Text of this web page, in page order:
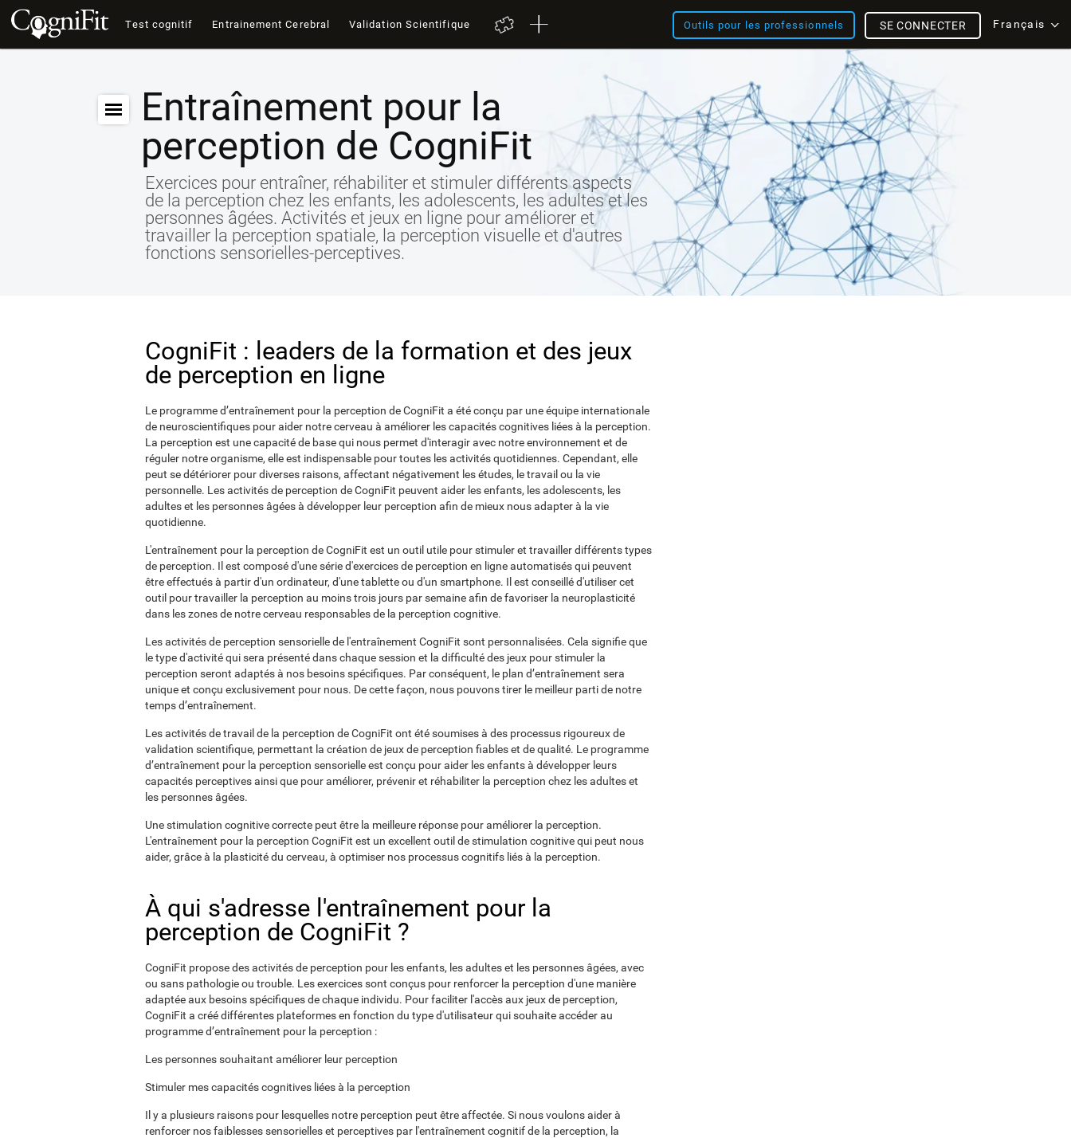
Test cognitif Entrainement Cerebral Validation Scientifique Outils pour les professionnels Français
SE CONNECTER
Entraînement pour la
perception de CogniFit
Exercices pour entraîner, réhabiliter et stimuler différents aspects
de la perception chez les enfants, les adolescents, les adultes et les
personnes âgées. Activités et jeux en ligne pour améliorer et
travailler la perception spatiale, la perception visuelle et d'autres
fonctions sensorielles-perceptives.
CogniFit : leaders de la formation et des jeux
de perception en ligne
Le programme d’entraînement pour la perception de CogniFit a été conçu par une équipe internationale
de neuroscientifiques pour aider notre cerveau à améliorer les capacités cognitives liées à la perception.
La perception est une capacité de base qui nous permet d'interagir avec notre environnement et de
réguler notre organisme, elle est indispensable pour toutes les activités quotidiennes. Cependant, elle
peut se détériorer pour diverses raisons, affectant négativement les études, le travail ou la vie
personnelle. Les activités de perception de CogniFit peuvent aider les enfants, les adolescents, les
adultes et les personnes âgées à développer leur perception afin de mieux nous adapter à la vie
quotidienne.
L'entraînement pour la perception de CogniFit est un outil utile pour stimuler et travailler différents types
de perception. Il est composé d'une série d'exercices de perception en ligne automatisés qui peuvent
être effectués à partir d'un ordinateur, d'une tablette ou d'un smartphone. Il est conseillé d'utiliser cet
outil pour travailler la perception au moins trois jours par semaine afin de favoriser la neuroplasticité
dans les zones de notre cerveau responsables de la perception cognitive.
Les activités de perception sensorielle de l'entraînement CogniFit sont personnalisées. Cela signifie que
le type d'activité qui sera présenté dans chaque session et la difficulté des jeux pour stimuler la
perception seront adaptés à nos besoins spécifiques. Par conséquent, le plan d’entraînement sera
unique et conçu exclusivement pour nous. De cette façon, nous pouvons tirer le meilleur parti de notre
temps d’entraînement.
Les activités de travail de la perception de CogniFit ont été soumises à des processus rigoureux de
validation scientifique, permettant la création de jeux de perception fiables et de qualité. Le programme
d’entraînement pour la perception sensorielle est conçu pour aider les enfants à développer leurs
capacités perceptives ainsi que pour améliorer, prévenir et réhabiliter la perception chez les adultes et
les personnes âgées.
Une stimulation cognitive correcte peut être la meilleure réponse pour améliorer la perception.
L'entraînement pour la perception CogniFit est un excellent outil de stimulation cognitive qui peut nous
aider, grâce à la plasticité du cerveau, à optimiser nos processus cognitifs liés à la perception.
À qui s'adresse l'entraînement pour la
perception de CogniFit ?
CogniFit propose des activités de perception pour les enfants, les adultes et les personnes âgées, avec
ou sans pathologie ou trouble. Les exercices sont conçus pour renforcer la perception d'une manière
adaptée aux besoins spécifiques de chaque individu. Pour faciliter l'accès aux jeux de perception,
CogniFit a créé différentes plateformes en fonction du type d'utilisateur qui souhaite accéder au
programme d’entraînement pour la perception :
Les personnes souhaitant améliorer leur perception
Stimuler mes capacités cognitives liées à la perception
Il y a plusieurs raisons pour lesquelles notre perception peut être affectée. Si nous voulons aider à
renforcer nos faiblesses sensorielles et perceptives par l'entraînement cognitif de la perception, la